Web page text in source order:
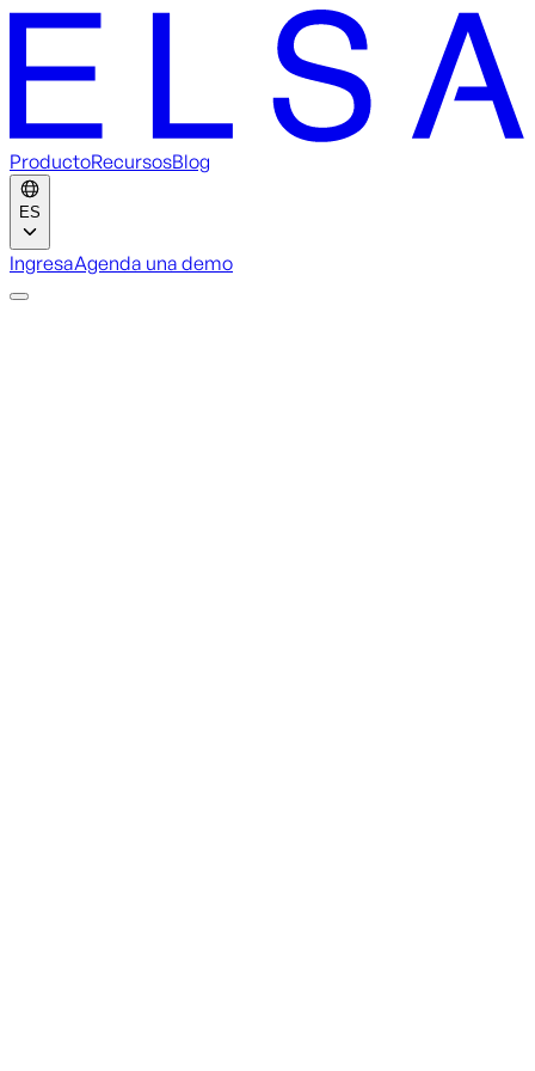
ProductoRecursosBlog
ES
IngresaAgenda una demo